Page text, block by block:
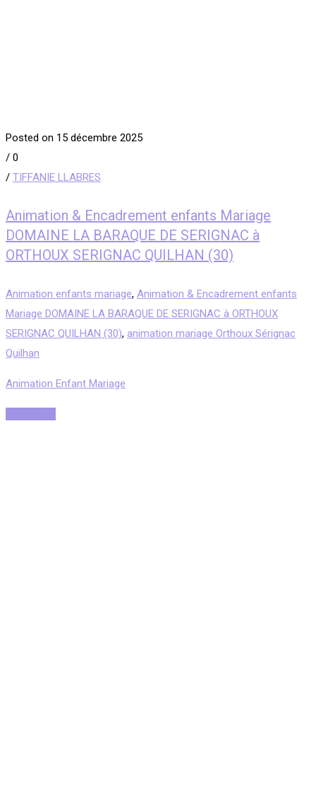
Posted on 15 décembre 2025
/ 0
/ TIFFANIE LLABRES
Animation & Encadrement enfants Mariage
DOMAINE LA BARAQUE DE SERIGNAC à
ORTHOUX SERIGNAC QUILHAN (30)
Animation enfants mariage, Animation & Encadrement enfants
Mariage DOMAINE LA BARAQUE DE SERIGNAC à ORTHOUX
SERIGNAC QUILHAN (30), animation mariage Orthoux Sérignac
Quilhan
Animation Enfant Mariage